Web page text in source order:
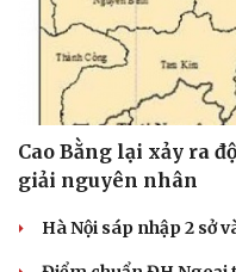
Cao Bằng lại xảy ra
giải nguyên nhân
Hà Nội sáp nhập 2 sở